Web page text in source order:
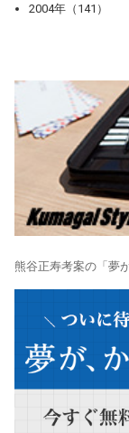
2004年（141）
熊谷正寿考案の「夢